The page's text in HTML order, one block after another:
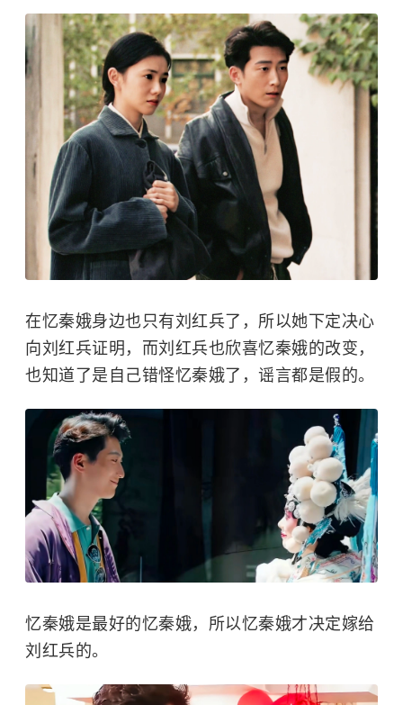
在忆秦娥身边也只有刘红兵了，所以她下定决心
向刘红兵证明，而刘红兵也欣喜忆秦娥的改变，
也知道了是自己错怪忆秦娥了，谣言都是假的。
忆秦娥是最好的忆秦娥，所以忆秦娥才决定嫁给
刘红兵的。